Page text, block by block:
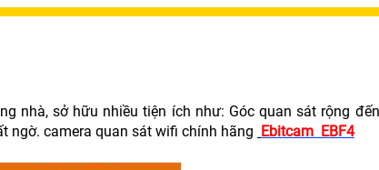
nhà, sở hữu nhiều tiện ích như: Góc quan sát rộng
ngờ. camera quan sát wifi chính hãng Ebitcam EBF4